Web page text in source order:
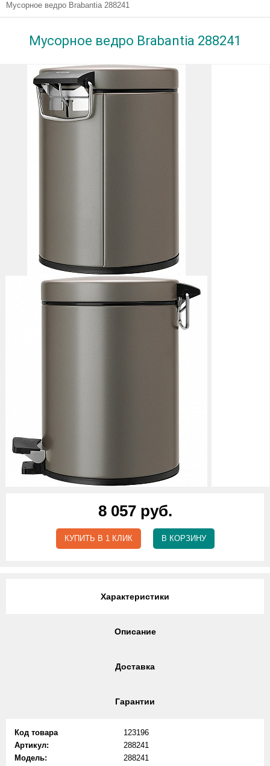
Мусорное ведро Brabantia 288241
Мусорное ведро Brabantia 288241
8 057 руб.
КУПИТЬ В 1 КЛИК В КОРЗИНУ
Характеристики
Описание
Доставка
Гарантии
Код товара
123196
Артикул:
288241
Модель:
288241